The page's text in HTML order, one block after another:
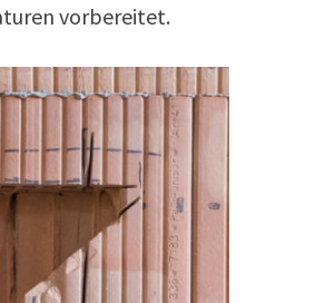
vorbereitet.